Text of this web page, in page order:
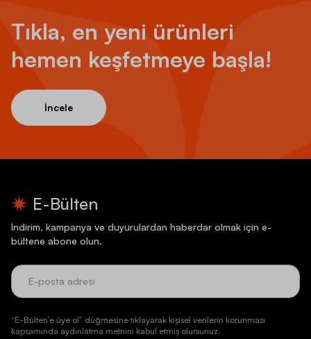
Tıkla, en yeni ürünleri
hemen keşfetmeye başla!
İncele
E-Bülten
İndirim, kampanya ve duyurulardan haberdar olmak için e-
bültene abone olun.
“E-Bülten’e üye ol” düğmesine tıklayarak kişisel verilerin korunması
kapsamında aydınlatma metnini kabul etmiş olursunuz.